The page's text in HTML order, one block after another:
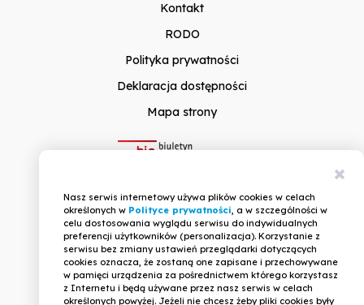
Kontakt
RODO
Polityka prywatności
Deklaracja dostępności
Mapa strony
Nasz serwis internetowy używa plików cookies w celach
określonych w Polityce prywatności, a w szczególności w
celu dostosowania wyglądu serwisu do indywidualnych
preferencji użytkowników (personalizacja). Korzystanie z
serwisu bez zmiany ustawień przeglądarki dotyczących
cookies oznacza, że zostaną one zapisane i przechowywane
w pamięci urządzenia za pośrednictwem którego korzystasz
z Internetu i będą używane przez nasz serwis w celach
określonych powyżej. Jeżeli nie chcesz żeby pliki cookies były